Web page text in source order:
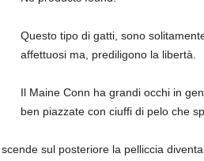
Questo tipo di gatti, sono
affettuosi ma, prediligono la libertà.
Il Maine Conn ha grandi occhi in
ben piazzate con ciuffi di pelo che
sul posteriore la pelliccia